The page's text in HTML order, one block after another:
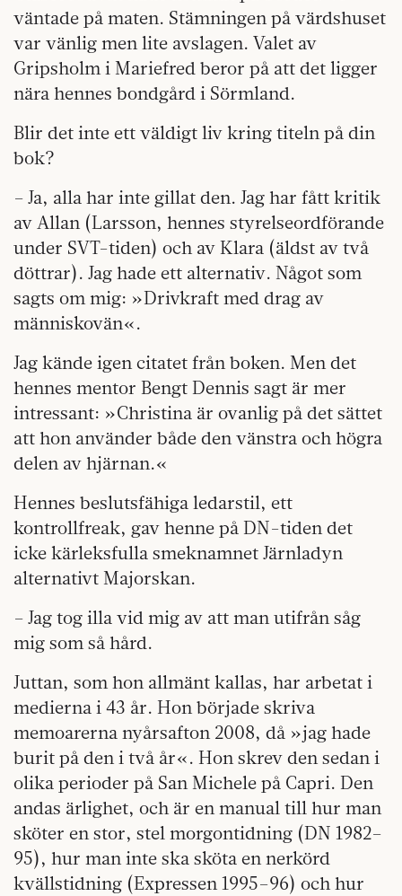
väntade på maten. Stämningen på värdshuset
var vänlig men lite avslagen. Valet av
Gripsholm i Mariefred beror på att det ligger
nära hennes bondgård i Sörmland.
Blir det inte ett väldigt liv kring titeln på din
bok?
– Ja, alla har inte gillat den. Jag har fått kritik
av Allan (Larsson, hennes styrelse­ordförande
under SVT-tiden) och av Klara­ (äldst av två
döttrar). Jag hade ett alternativ. Något som
sagts om mig: »Drivkraft med drag av
människovän«.
Jag kände igen citatet från boken. Men det
hennes mentor Bengt Dennis sagt är mer
intressant: »Christina är ovanlig på det sättet
att hon använder både den vänstra och högra
delen av hjärnan.«
Hennes beslutsfähiga ledarstil, ett
kontrollfreak, gav henne på DN-tiden det
icke kärleksfulla smeknamnet Järnladyn
alternativt Majorskan.
– Jag tog illa vid mig av att man utifrån såg
mig som så hård.
Juttan, som hon allmänt kallas, har arbetat i
medierna i 43 år. Hon började skriva
memoarerna nyårsafton 2008, då »jag hade
burit på den i två år«. Hon skrev den sedan i
olika perioder på San Michele på Capri. Den
andas ärlighet, och är en manual till hur man
sköter en stor, stel morgontidning (DN 1982–
95), hur man inte ska sköta en nerkörd
kvällstidning (Expressen 1995–96) och hur